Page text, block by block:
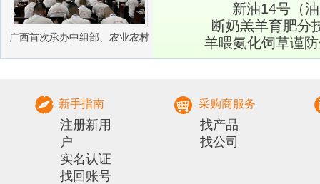
广西首次承办中组部、农业农村
部农村实用人才 带头人培训兽医
新油14号（
断奶羔羊育肥分
羊喂氨化饲草谨
新手指南
注册新用
户
实名认证
找回账号
采购商服务
找产品
找公司